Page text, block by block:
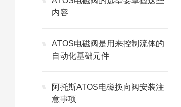
内容
ATOS电磁阀是用来控制流体的
自动化基础元件
阿托斯ATOS电磁换向阀安装注
意事项